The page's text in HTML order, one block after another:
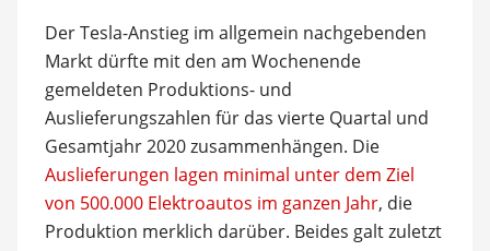
Der Tesla-Anstieg im allgemein nachgebenden
Markt dürfte mit den am Wochenende
gemeldeten Produktions- und
Auslieferungszahlen für das vierte Quartal und
Gesamtjahr 2020 zusammenhängen. Die
Auslieferungen lagen minimal unter dem Ziel
von 500.000 Elektroautos im ganzen Jahr, die
Produktion merklich darüber. Beides galt zuletzt